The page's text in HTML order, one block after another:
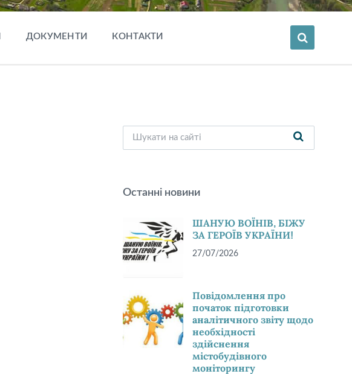
ДОКУМЕНТИ КОНТАКТИ
Останні новини
ШАНУЮ ВОЇНІВ, БІЖУ
ЗА ГЕРОЇВ УКРАЇНИ!
27/07/2026
Повідомлення про
початок підготовки
аналітичного звіту щодо
необхідності
здійснення
містобудівного
моніторингу